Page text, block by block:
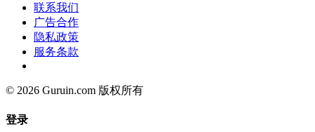
联系我们
广告合作
隐私政策
服务条款
© 2026 Guruin.com 版权所有
登录